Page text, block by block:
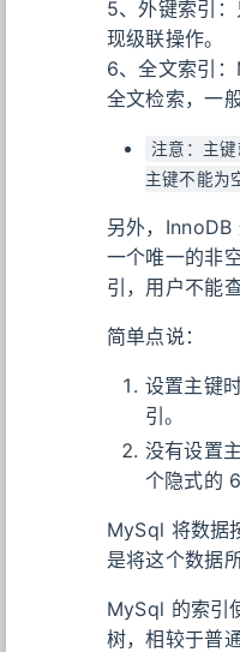
5、外键索引
现级联操作。
6、全文索引
全文检索，一
注意：主
主键不能为
另外，InnoDB
一个唯一的非
引，用户不能
简单点说：
设置主键
引。
没有设置
个隐式的
MySql 将数据
是将这个数据
MySql 的索引
树，相较于普